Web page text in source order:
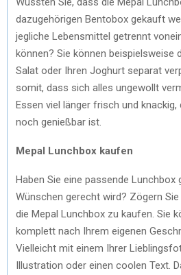
dazugehörigen Bentobox gekauft
jegliche Lebensmittel getrennt
können? Sie können beispielsweise
Salat oder Ihren Joghurt separat
somit, dass sich alles ungewollt
Essen viel länger frisch und
noch genießbar ist.
Mepal Lunchbox kaufen
Haben Sie eine passende Lunchbox
Wünschen gerecht wird? Zögern
die Mepal Lunchbox zu kaufen. Sie
komplett nach Ihrem eigenen
Vielleicht mit einem Ihrer
Illustration oder einen coolen Text.